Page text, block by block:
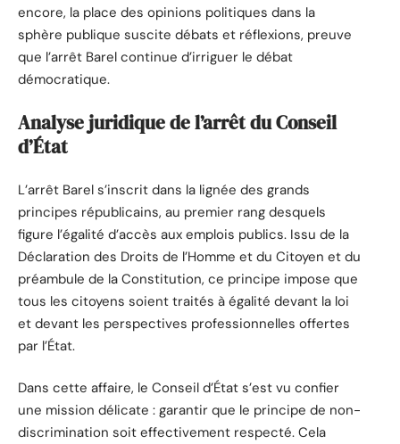
encore, la place des opinions politiques dans la
sphère publique suscite débats et réflexions, preuve
que l’arrêt Barel continue d’irriguer le débat
démocratique.
Analyse juridique de l’arrêt du Conseil
d’État
L’arrêt Barel s’inscrit dans la lignée des grands
principes républicains, au premier rang desquels
figure l’égalité d’accès aux emplois publics. Issu de la
Déclaration des Droits de l’Homme et du Citoyen et du
préambule de la Constitution, ce principe impose que
tous les citoyens soient traités à égalité devant la loi
et devant les perspectives professionnelles offertes
par l’État.
Dans cette affaire, le Conseil d’État s’est vu confier
une mission délicate : garantir que le principe de non-
discrimination soit effectivement respecté. Cela